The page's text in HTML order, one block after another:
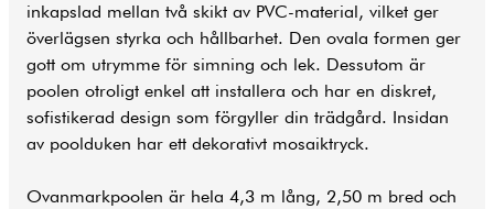
inkapslad mellan två skikt av PVC-material, vilket ger
överlägsen styrka och hållbarhet. Den ovala formen ger
gott om utrymme för simning och lek. Dessutom är
poolen otroligt enkel att installera och har en diskret,
sofistikerad design som förgyller din trädgård. Insidan
av poolduken har ett dekorativt mosaiktryck.
Ovanmarkpoolen är hela 4,3 m lång, 2,50 m bred och